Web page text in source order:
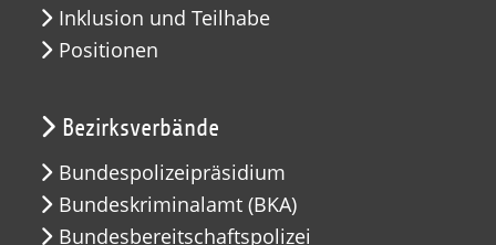
Inklusion und Teilhabe
Positionen
Bezirksverbände
Bundespolizeipräsidium
Bundeskriminalamt (BKA)
Bundesbereitschaftspolizei